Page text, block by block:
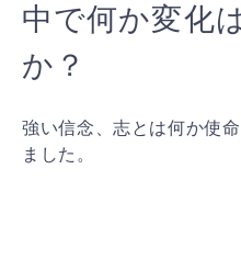
中で何か変化
か？
強い信念、志とは何か使
ました。